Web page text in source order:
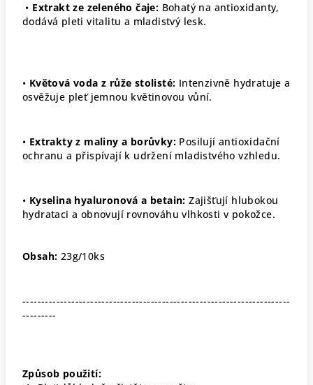
• Extrakt ze zeleného čaje: Bohatý na antioxidanty,
dodává pleti vitalitu a mladistvý lesk.
• Květová voda z růže stolisté: Intenzivně hydratuje a
osvěžuje pleť jemnou květinovou vůní.
• Extrakty z maliny a borůvky: Posilují antioxidační
ochranu a přispívají k udržení mladistvého vzhledu.
• Kyselina hyaluronová a betain: Zajišťují hlubokou
hydrataci a obnovují rovnováhu vlhkosti v pokožce.
Obsah: 23g/10ks
-----------------------------------------------------------------------
---------
Způsob použití: